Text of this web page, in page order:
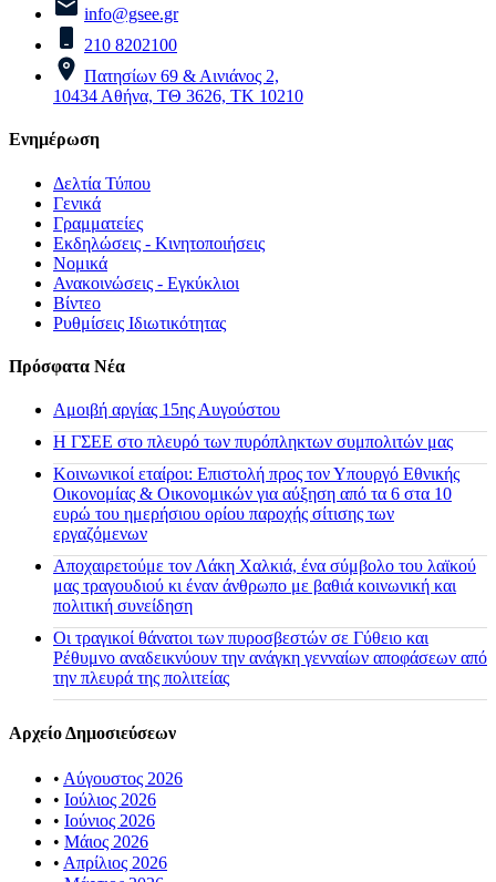
info@gsee.gr
210 8202100
Πατησίων 69 & Αινιάνος 2,
10434 Αθήνα, ΤΘ 3626, ΤΚ 10210
Ενημέρωση
Δελτία Τύπου
Γενικά
Γραμματείες
Εκδηλώσεις - Κινητοποιήσεις
Νομικά
Ανακοινώσεις - Εγκύκλιοι
Βίντεο
Ρυθμίσεις Ιδιωτικότητας
Πρόσφατα Νέα
Αμοιβή αργίας 15ης Αυγούστου
H ΓΣΕΕ στο πλευρό των πυρόπληκτων συμπολιτών μας
Κοινωνικοί εταίροι: Επιστολή προς τον Υπουργό Εθνικής
Οικονομίας & Οικονομικών για αύξηση από τα 6 στα 10
ευρώ του ημερήσιου ορίου παροχής σίτισης των
εργαζόμενων
Αποχαιρετούμε τον Λάκη Χαλκιά, ένα σύμβολο του λαϊκού
μας τραγουδιού κι έναν άνθρωπο με βαθιά κοινωνική και
πολιτική συνείδηση
Οι τραγικοί θάνατοι των πυροσβεστών σε Γύθειο και
Ρέθυμνο αναδεικνύουν την ανάγκη γενναίων αποφάσεων από
την πλευρά της πολιτείας
Αρχείο Δημοσιεύσεων
• Αύγουστος 2026
• Ιούλιος 2026
• Ιούνιος 2026
• Μάιος 2026
• Απρίλιος 2026